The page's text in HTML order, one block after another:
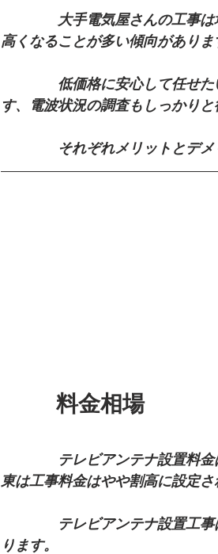
大手電気屋さんの工事は地元
高くなることが多い傾向がありま
低価格に安心して任せたい
す、電波状況の調査もしっかり
それぞれメリットとデメリッ
料金相場
テレビアンテナ設置料金は
東は工事料金はやや割高に設定さ
テレビアンテナ設置工事は
ります。